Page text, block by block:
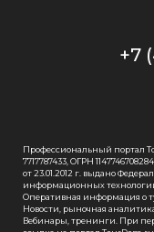
+7
Профессиональный портал
7717787433, ОГРН
от 23.01.2012 г. выдано
информационных
Оперативная информация о
Новости, рыночная
Вебинары, тренинги. При